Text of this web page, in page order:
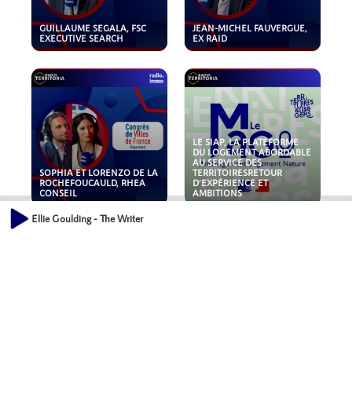
GUILLAUME SEGALA, FSC
EXECUTIVE SEARCH
JEAN-MICHEL FAUVERGUE,
EX RAID
SOPHIA ET LORENZO DE LA
ROCHEFOUCAULD, RHEA
CONSEIL
LE SIAP, LA PLATEFORME
DU LOGEMENT ABORDABLE
AU SERVICE DES
TERRITOIRESRETOUR
D'EXPÉRIENCE ET
AMBITIONS
Ellie Goulding - The Writer